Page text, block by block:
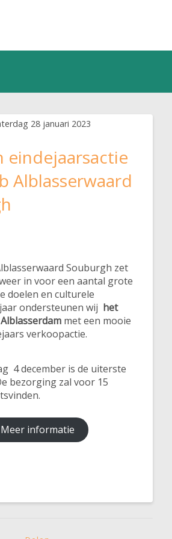
28 januari 2023
eindejaarsactie
Alblasserwaard
Souburgh zet
in voor een aantal grote
doelen en culturele
ondersteunen wij het
met een mooie
verkoopactie.
4 december is de uiterste
bezorging zal voor 15
Meer informatie